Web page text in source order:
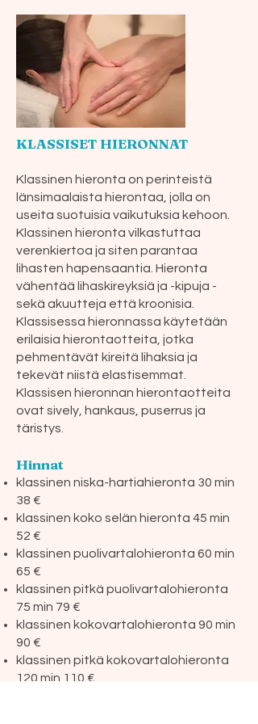
KLASSISET HIERONNAT
Klassinen hieronta on perinteistä
länsimaalaista hierontaa, jolla on
useita suotuisia vaikutuksia kehoon.
Klassinen hieronta vilkastuttaa
verenkiertoa ja siten parantaa
lihasten hapensaantia. Hieronta
vähentää lihaskireyksiä ja -kipuja -
sekä akuutteja että kroonisia.
Klassisessa hieronnassa käytetään
erilaisia hierontaotteita, jotka
pehmentävät kireitä lihaksia ja
tekevät niistä elastisemmat.
Klassisen hieronnan hierontaotteita
ovat sively, hankaus, puserrus ja
täristys.
Hinnat
klassinen niska-hartiahieronta 30 min
38 €
klassinen koko selän hieronta 45 min
52 €
klassinen puolivartalohieronta 60 min
65 €
klassinen pitkä puolivartalohieronta
75 min 79 €
klassinen kokovartalohieronta 90 min
90 €
klassinen pitkä kokovartalohieronta
120 min 110 €